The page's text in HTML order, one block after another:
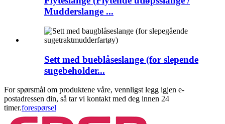
Mudderslange ...
Sett med bueblåseslange (for slepende
sugebeholder...
For spørsmål om produktene våre, vennligst legg igjen e-
postadressen din, så tar vi kontakt med deg innen 24
timer.forespørsel